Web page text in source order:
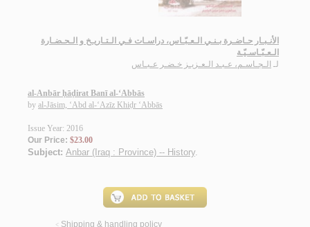
الأنـبـار حـاضـرة بـنـي الـعـبّـاس، دراسـات فـي الـتـاريـخ و الـحـضـارة
الـعـبّـاسـيّـة
لـ الـجـاسـم، عـبـد الـعـزيـز خـضـر عـبـاس
al-Anbār ḥāḍirat Banī al-‘Abbās
by al-Jāsim, ‘Abd al-‘Azīz Khiḍr ‘Abbās
Issue Year: 2016
Our Price: $23.00
Subject: Anbar (Iraq : Province) -- History.
< Shipping & handling policy